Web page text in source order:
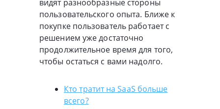
видят разнообразные стороны
пользовательского опыта. Ближе к
покупке пользователь работает с
решением уже достаточно
продолжительное время для того,
чтобы остаться с вами надолго.
Кто тратит на SaaS больше
всего?